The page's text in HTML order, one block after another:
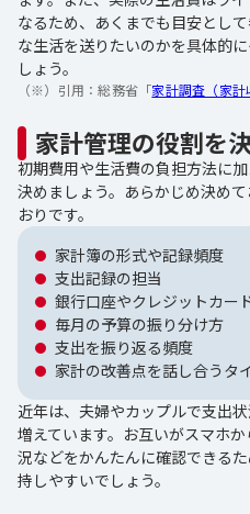
なるため、あくまでも目安とし
な生活を送りたいのかを具体的
しょう。
（※）引用：総務省「家計調査（家計
家計管理の役割を
初期費用や生活費の負担方法に
決めましょう。あらかじめ決め
おりです。
家計簿の形式や記録頻度
支出記録の担当
銀行口座やクレジットカー
毎月の予算の振り分け方
支出を振り返る頻度
家計の改善点を話し合うタ
近年は、夫婦やカップルで支出
増えています。お互いがスマホ
況などをかんたんに確認できる
持しやすいでしょう。